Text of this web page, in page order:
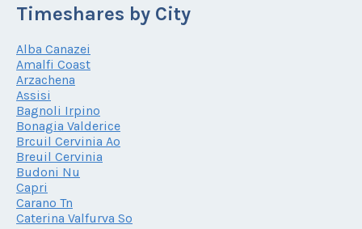
Timeshares by City
Alba Canazei
Amalfi Coast
Arzachena
Assisi
Bagnoli Irpino
Bonagia Valderice
Brcuil Cervinia Ao
Breuil Cervinia
Budoni Nu
Capri
Carano Tn
Caterina Valfurva So